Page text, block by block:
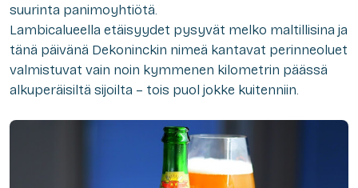
suurinta panimoyhtiötä.
Lambicalueella etäisyydet pysyvät melko maltillisina ja
tänä päivänä Dekoninckin nimeä kantavat perinneoluet
valmistuvat vain noin kymmenen kilometrin päässä
alkuperäisiltä sijoilta – tois puol jokke kuitenniin.